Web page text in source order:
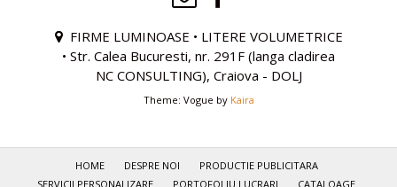
FIRME LUMINOASE • LITERE VOLUMETRICE
• Str. Calea Bucuresti, nr. 291F (langa cladirea
NC CONSULTING), Craiova - DOLJ
Theme: Vogue by Kaira
HOME DESPRE NOI
PRODUCTIE PUBLICITARA
SERVICII PERSONALIZARE
PORTOFOLIU LUCRARI CATALOAGE